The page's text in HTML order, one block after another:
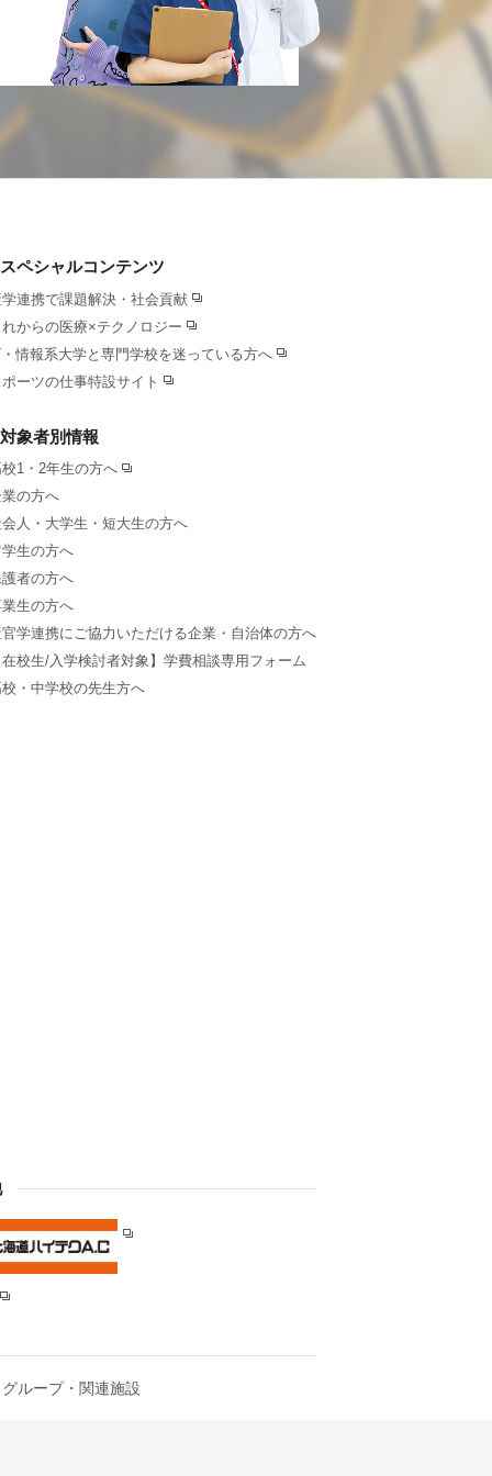
スペシャルコンテンツ
連携で課題解決・社会貢献
からの医療×テクノロジー
情報系大学と専門学校を迷っている方へ
ーツの仕事特設サイト
対象者別情報
1・2年生の方へ
の方へ
人・大学生・短大生の方へ
生の方へ
者の方へ
生の方へ
学連携にご協力いただける企業・自治体の方へ
校生/入学検討者対象】学費相談専用フォーム
・中学校の先生方へ
グループ・関連施設